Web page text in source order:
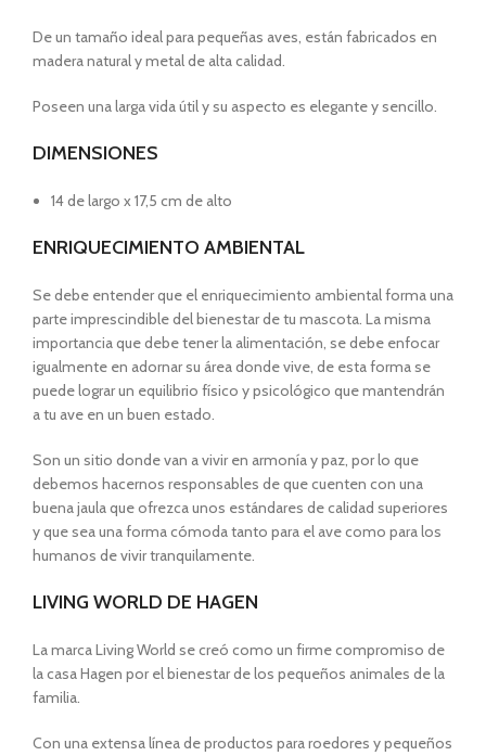
De un tamaño ideal para pequeñas aves, están fabricados en
madera natural y metal de alta calidad.
Poseen una larga vida útil y su aspecto es elegante y sencillo.
DIMENSIONES
14 de largo x 17,5 cm de alto
ENRIQUECIMIENTO AMBIENTAL
Se debe entender que el enriquecimiento ambiental forma una
parte imprescindible del bienestar de tu mascota. La misma
importancia que debe tener la alimentación, se debe enfocar
igualmente en adornar su área donde vive, de esta forma se
puede lograr un equilibrio físico y psicológico que mantendrán
a tu ave en un buen estado.
Son un sitio donde van a vivir en armonía y paz, por lo que
debemos hacernos responsables de que cuenten con una
buena jaula que ofrezca unos estándares de calidad superiores
y que sea una forma cómoda tanto para el ave como para los
humanos de vivir tranquilamente.
LIVING WORLD DE HAGEN
La marca Living World se creó como un firme compromiso de
la casa Hagen por el bienestar de los pequeños animales de la
familia.
Con una extensa línea de productos para roedores y pequeños